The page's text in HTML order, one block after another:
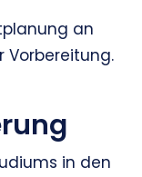
an
Vorbereitung.
in den